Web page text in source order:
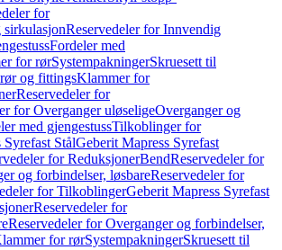
for
Reservedeler for Innvendig
Fordeler med
for rørSystempakningerSkruesett til
og fittingsKlammer for
Reservedeler for
for Overganger uløseligeOverganger og
med gjengestussTilkoblinger for
StålGeberit Mapress Syrefast
for ReduksjonerBendReservedeler for
og forbindelser, løsbareReservedeler for
for TilkoblingerGeberit Mapress Syrefast
Reservedeler for
Reservedeler for Overganger og forbindelser,
for rørSystempakningerSkruesett til